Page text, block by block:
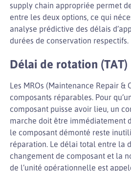
supply chain appropriée permet
entre les deux options, ce qui
analyse prédictive des délais
durées de conservation respectifs.
Délai de rotation (TAT)
Les MROs (Maintenance Repair &
composants réparables. Pour
composant puisse avoir lieu, un
marche doit être immédiatement
le composant démonté reste
réparation. Le délai total entre la
changement de composant et la
de l’unité opérationnelle est